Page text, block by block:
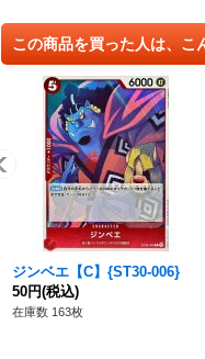
この商品を買った人は、こ
ジンベエ【C】{ST30-006}
50円(税込)
在庫数 163枚